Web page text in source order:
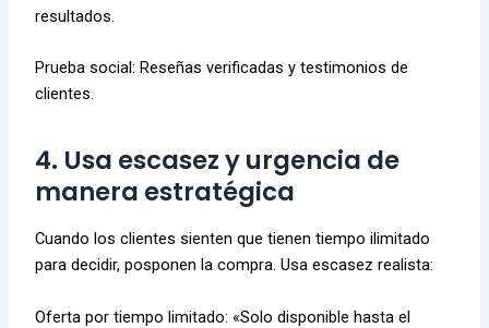
resultados.
Prueba social: Reseñas verificadas y testimonios de
clientes.
4. Usa escasez y urgencia de
manera estratégica
Cuando los clientes sienten que tienen tiempo ilimitado
para decidir, posponen la compra. Usa escasez realista:
Oferta por tiempo limitado: «Solo disponible hasta el